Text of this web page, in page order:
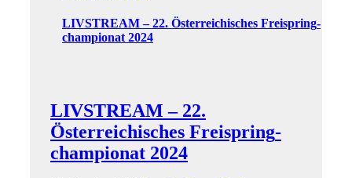
LIVSTREAM – 22. Österreichisches Freispring­
championat 2024
LIVSTREAM – 22.
Österreichisches Freispring­
championat 2024